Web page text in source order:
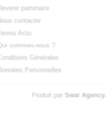
Devenir partenaire
Nous contacter
Tennis Actu
Qui sommes-nous ?
Conditions Générales
Données Personnelles
Produit par Swar Agency.